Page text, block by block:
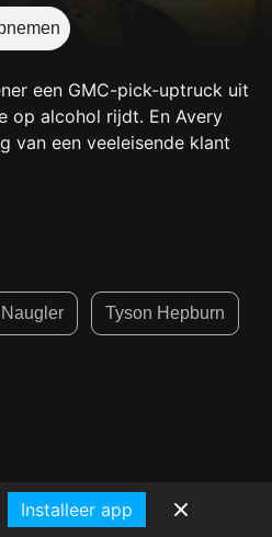
een GMC-pick-uptruck uit
op alcohol rijdt. En Avery
van een veeleisende klant
Tyson Hepburn
Installeer app